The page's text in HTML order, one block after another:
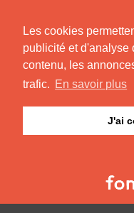
Les cookies
publicité et d'analyse
contenu, les
trafic. En savoir plus
J'ai